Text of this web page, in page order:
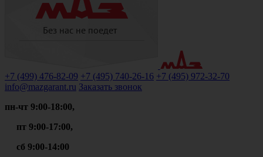
+7 (499) 476-82-09 +7 (495) 740-26-16 +7 (495) 972-32-70
info@mazgarant.ru Заказать звонок
пн-чт 9:00-18:00,
пт 9:00-17:00,
сб 9:00-14:00